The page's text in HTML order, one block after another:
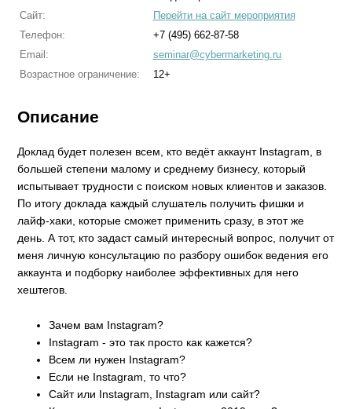
Сайт:
Перейти на сайт мероприятия
Телефон:
+7 (495) 662-87-58
Email:
seminar@cybermarketing.ru
Возрастное ограничение:
12+
Описание
Доклад будет полезен всем, кто ведёт аккаунт Instagram, в
большей степени малому и среднему бизнесу, который
испытывает трудности с поиском новых клиентов и заказов.
По итогу доклада каждый слушатель получить фишки и
лайф-хаки, которые сможет применить сразу, в этот же
день. А тот, кто задаст самый интересный вопрос, получит от
меня личную консультацию по разбору ошибок ведения его
аккаунта и подборку наиболее эффективных для него
хештегов.
Зачем вам Instagram?
Instagram - это так просто как кажется?
Всем ли нужен Instagram?
Если не Instagram, то что?
Сайт или Instagram, Instagram или сайт?